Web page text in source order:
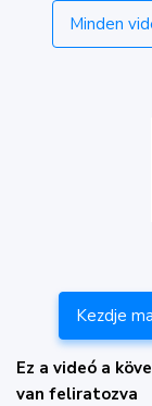
Minden
Kezdje ma
Ez a videó a
van feliratozva